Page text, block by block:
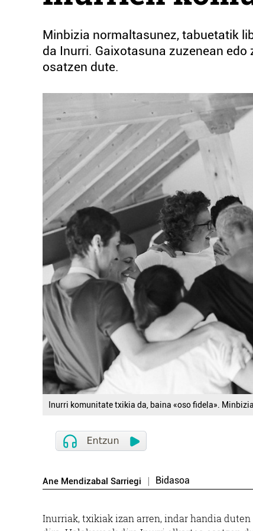
Minbizia normaltasunez, tabuetatik
da Inurri. Gaixotasuna zuzenean
osatzen dute.
Inurri komunitate txikia da, baina «oso fidela».
Ane Mendizabal Sarriegi Bidasoa
Inurriak, txikiak izan arren, indar handia